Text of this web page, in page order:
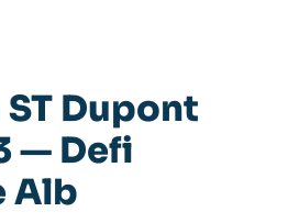
Dupont
— Defi
Alb